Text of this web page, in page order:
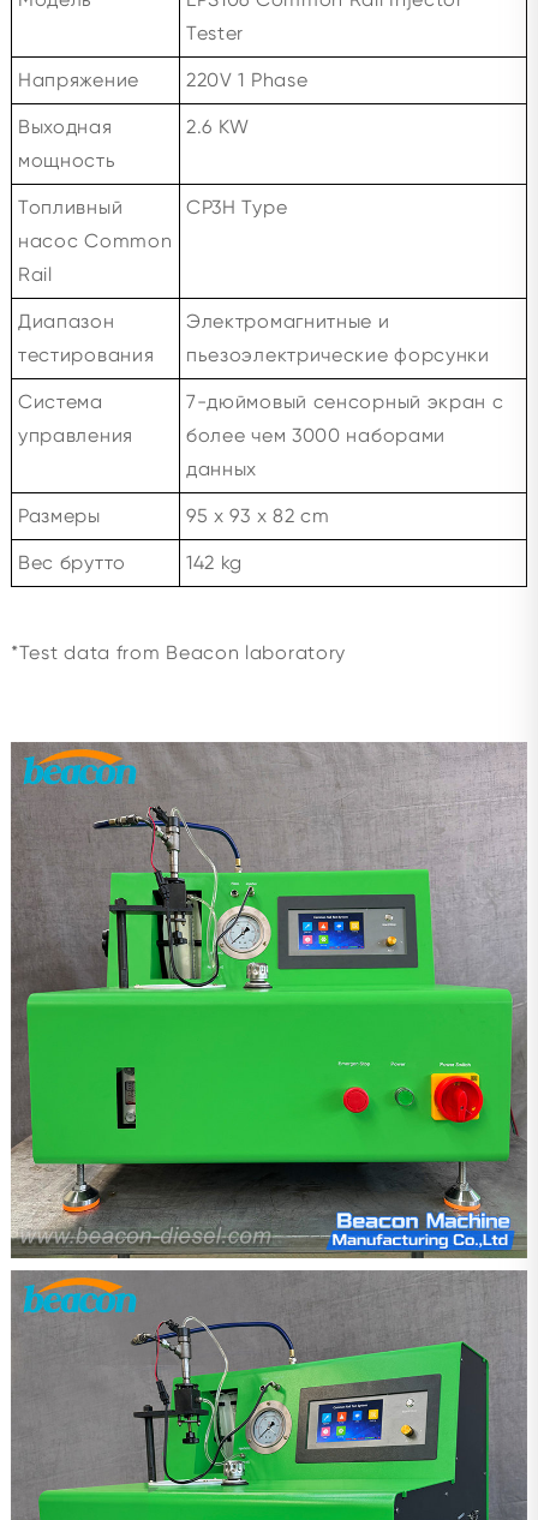
Tester
Напряжение 220V 1 Phase
Выходная
мощность
2.6 KW
Топливный
насос Common
Rail
CP3H Type
Диапазон
тестирования
Электромагнитные и
пьезоэлектрические форсунки
Система
управления
7-дюймовый сенсорный экран с
более чем 3000 наборами
данных
Размеры 95 x 93 x 82 cm
Вес брутто 142 kg
*Test data from Beacon laboratory